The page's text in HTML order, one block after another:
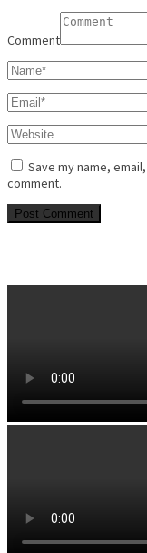
Comment
Save my name,
comment.